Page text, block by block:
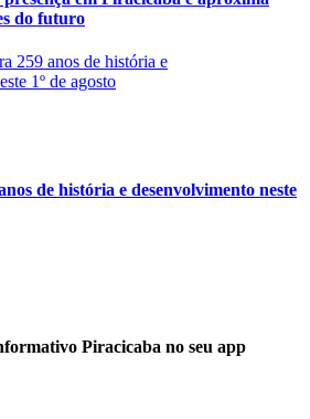
do futuro
de história e desenvolvimento neste
Piracicaba no seu app